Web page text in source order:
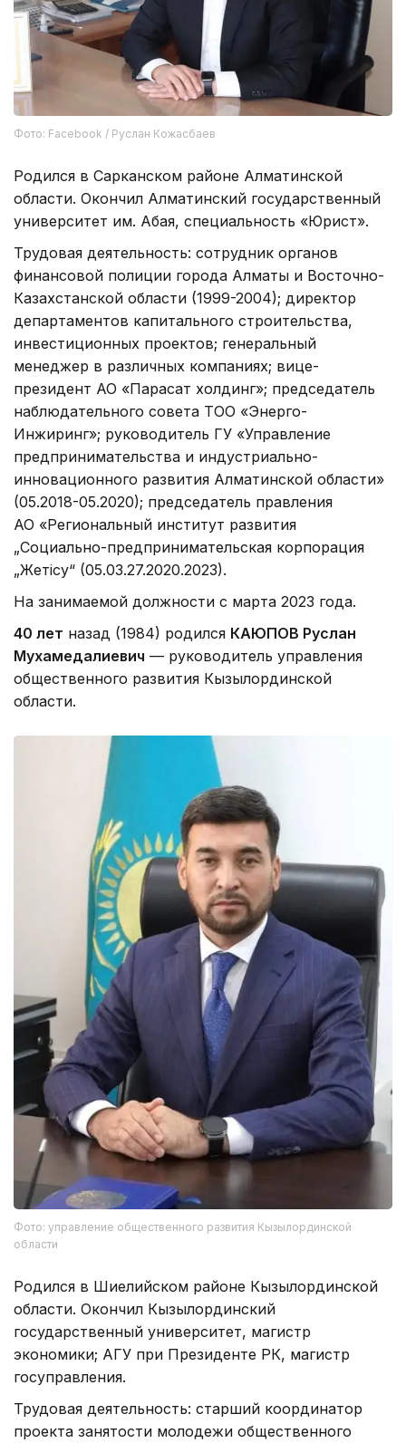
Фото: Facebook / Руслан Кожасбаев
Родился в Сарканском районе Алматинской
области. Окончил Алматинский государственный
университет им. Абая, специальность «Юрист».
Трудовая деятельность: сотрудник органов
финансовой полиции города Алматы и Восточно-
Казахстанской области (1999-2004); директор
департаментов капитального строительства,
инвестиционных проектов; генеральный
менеджер в различных компаниях; вице-
президент АО «Парасат холдинг»; председатель
наблюдательного совета ТОО «Энерго-
Инжиринг»; руководитель ГУ «Управление
предпринимательства и индустриально-
инновационного развития Алматинской области»
(05.2018-05.2020); председатель правления
АО «Региональный институт развития
„Социально-предпринимательская корпорация
„Жетісу“ (05.03.27.2020.2023).
На занимаемой должности с марта 2023 года.
40 лет назад (1984) родился КАЮПОВ Руслан
Мухамедалиевич — руководитель управления
общественного развития Кызылординской
области.
Фото: управление общественного развития Кызылординской
области
Родился в Шиелийском районе Кызылординской
области. Окончил Кызылординский
государственный университет, магистр
экономики; АГУ при Президенте РК, магистр
госуправления.
Трудовая деятельность: старший координатор
проекта занятости молодежи общественного